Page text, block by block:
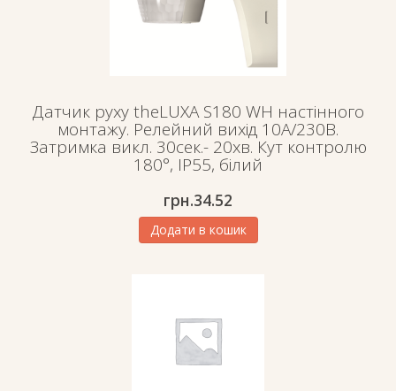
Датчик руху theLUXA S180 WH настінного
монтажу. Релейний вихід 10А/230В.
Затримка викл. 30сек.- 20хв. Кут контролю
180°, IP55, білий
грн.34.52
Додати в кошик